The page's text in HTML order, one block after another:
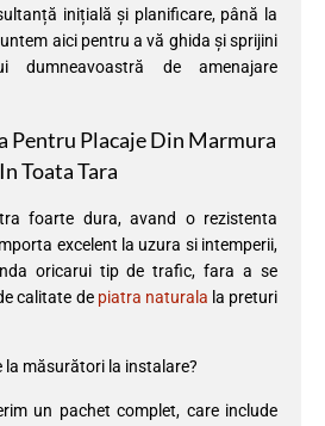
inițială și planificare, până la
aici pentru a vă ghida și sprijini
dumneavoastră de amenajare
Pentru Placaje Din Marmura
In Toata Tara
foarte dura, avand o rezistenta
excelent la uzura si intemperii,
oricarui tip de trafic, fara a se
calitate de piatra naturala la preturi
măsurători la instalare?
un pachet complet, care include